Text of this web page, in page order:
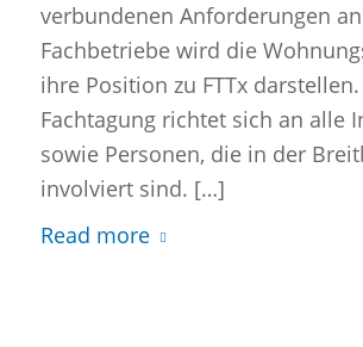
verbundenen Anforderungen
Fachbetriebe wird die
ihre Position zu FTTx
Fachtagung richtet sich an alle
sowie Personen, die in der
involviert sind. […]
Read more